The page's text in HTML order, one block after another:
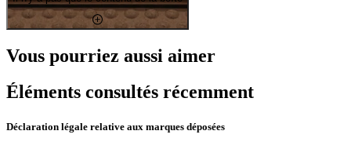
Vous pourriez aussi aimer
Éléments consultés récemment
Déclaration légale relative aux marques déposées